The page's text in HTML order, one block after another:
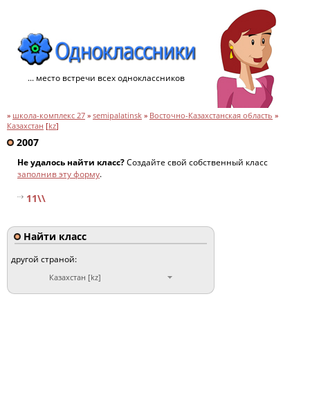
... место встречи всех одноклассников
» школа-комплекс 27 » semipalatinsk » Восточно-Казахстанская область »
Казахстан [kz]
2007
Не удалось найти класс?Создайте свой собственный класс
заполнив эту форму.
11\\
Найти класс
другой страной:
Казахстан [kz]